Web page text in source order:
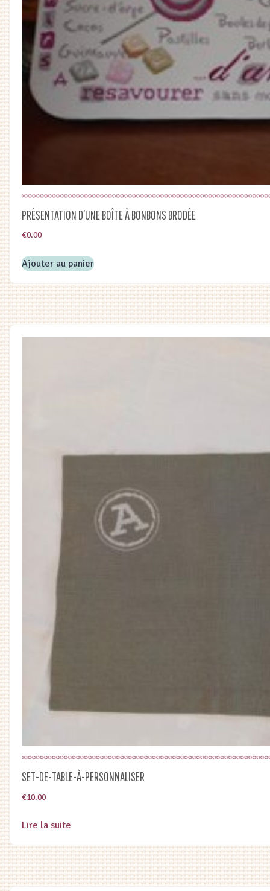
PRÉSENTATION D’UNE BOÎTE À BONBONS BRODÉE
€0.00
Ajouter au panier
SET-DE-TABLE-À-PERSONNALISER
€10.00
Lire la suite